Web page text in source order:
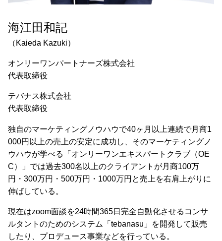
海江田和記
（Kaieda Kazuki）
オンリーワンパートナーズ株式会社
代表取締役
テバナス株式会社
代表取締役
独自のマーケティングノウハウで40ヶ月以上連続で月商1
000円以上の売上の安定に成功し、そのマーケティングノ
ウハウが学べる「オンリーワンエキスパートクラブ（OE
C）」では過去300名以上のクライアントが月商100万
円・300万円・500万円・1000万円と売上を右肩上がりに
伸ばしている。
現在はzoom面談を24時間365日完全自動化させるコンサ
ルタントのためのシステム「tebanasu」を開発して販売
したり、プロデュース事業などを行っている。